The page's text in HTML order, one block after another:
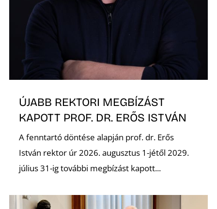
ÚJABB REKTORI MEGBÍZÁST
KAPOTT PROF. DR. ERŐS ISTVÁN
A fenntartó döntése alapján prof. dr. Erős
István rektor úr 2026. augusztus 1-jétől 2029.
július 31-ig további megbízást kapott...